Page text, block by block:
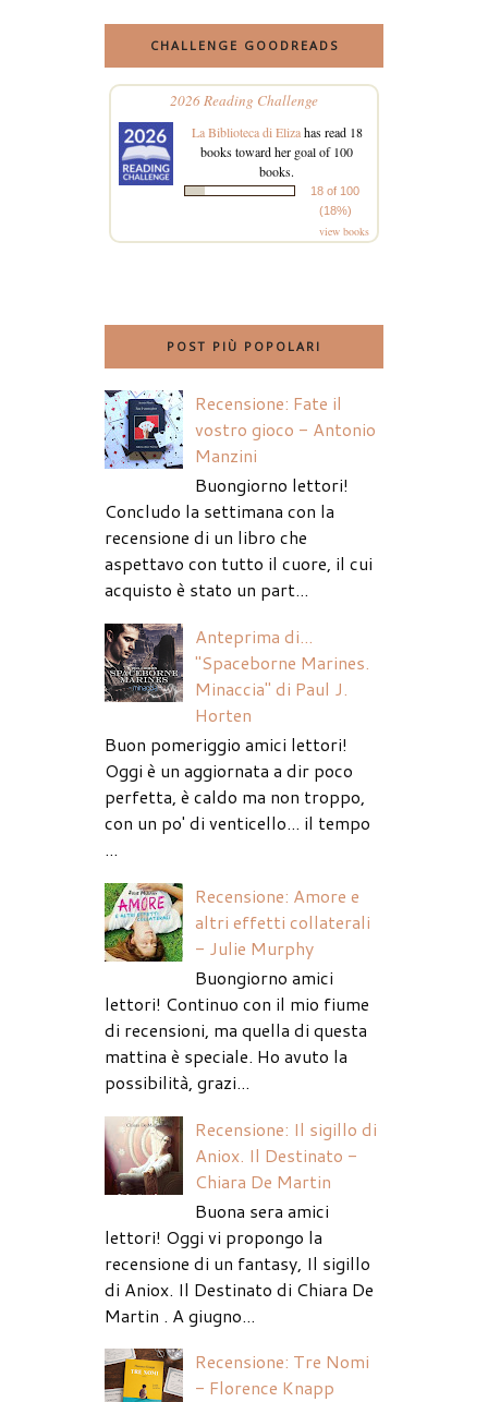
CHALLENGE GOODREADS
2026 Reading Challenge
La Biblioteca di Elizahas read 18
books toward her goal of 100
books.
18 of 100
(18%)
view books
POST PIÙ POPOLARI
Recensione: Fate il
vostro gioco - Antonio
Manzini
Buongiorno lettori!
Concludo la settimana con la
recensione di un libro che
aspettavo con tutto il cuore, il cui
acquisto è stato un part...
Anteprima di...
"Spaceborne Marines.
Minaccia" di Paul J.
Horten
Buon pomeriggio amici lettori!
Oggi è un aggiornata a dir poco
perfetta, è caldo ma non troppo,
con un po' di venticello... il tempo
...
Recensione: Amore e
altri effetti collaterali
- Julie Murphy
Buongiorno amici
lettori! Continuo con il mio fiume
di recensioni, ma quella di questa
mattina è speciale. Ho avuto la
possibilità, grazi...
Recensione: Il sigillo di
Aniox. Il Destinato -
Chiara De Martin
Buona sera amici
lettori! Oggi vi propongo la
recensione di un fantasy, Il sigillo
di Aniox. Il Destinato di Chiara De
Martin . A giugno...
Recensione: Tre Nomi
- Florence Knapp